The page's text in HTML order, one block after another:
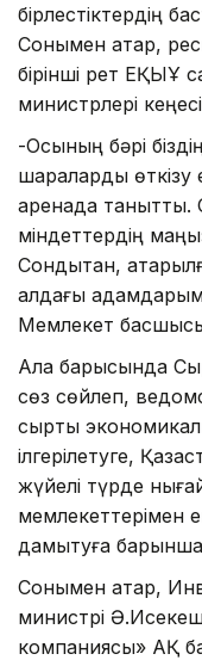
бірлестіктердің
Сонымен қатар,
бірінші рет ЕҚЫҰ
министрлері
-Осының бәрі
шараларды өткізу
аренада танытты.
міндеттердің
Сондықтан,
алдағы
Мемлекет
Алқа барысында
сөз сөйлеп,
сыртқы
ілгерілетуге,
жүйелі түрде
мемлекеттерімен
дамытуға барынша
Сонымен қатар,
министрі
компаниясы» АҚ